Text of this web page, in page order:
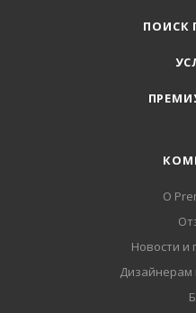
ПОИСК
О
Новости и
Дизайнерам